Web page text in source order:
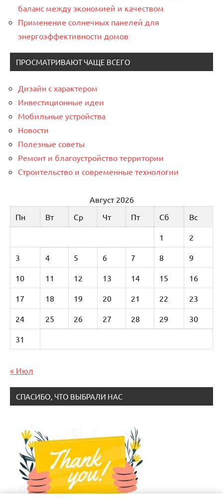
баланс между экономией и качеством
Применение солнечных панелей для
энергоэффективности домов
ПРОСМАТРИВАЮТ ЧАЩЕ ВСЕГО
Дизайн с характером
Инвестиционные идеи
Мобильные устройства
Новости
Полезные советы
Ремонт и благоустройство территории
Строительство и современные технологии
Август 2026
Пн
Вт Ср Чт Пт Сб Вс
1 2
3 4 5 6 7 8 9
10 11 12 13 14 15 16
17 18 19 20 21 22 23
24 25 26 27 28 29 30
31
« Июл
СПАСИБО, ЧТО ВЫБРАЛИ НАС